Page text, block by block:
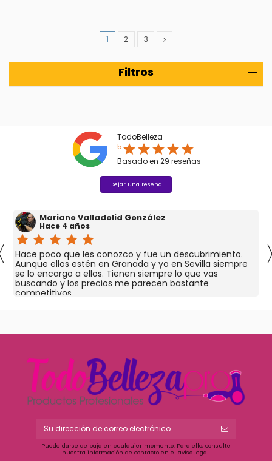
1 2 3
Filtros
TodoBelleza
5starstarstarstarstar
Basado en 29 reseñas
Dejar una reseña
Mariano Valladolid González
Hace 4 años
star star star star star
Hace poco que les conozco y fue un descubrimiento.
Aunque ellos estén en Granada y yo en Sevilla siempre
se lo encargo a ellos. Tienen siempre lo que vas
buscando y los precios me parecen bastante
competitivos.
Puede darse de baja en cualquier momento. Para ello, consulte
nuestra información de contacto en el aviso legal.